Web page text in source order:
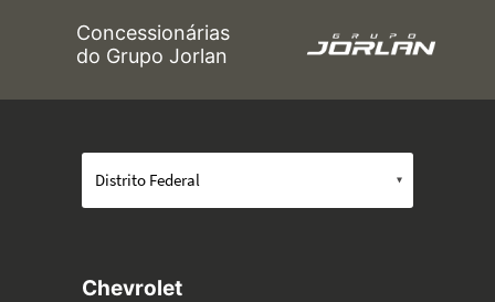
Concessionárias
do Grupo Jorlan
Chevrolet